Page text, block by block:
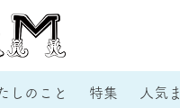
しのこと 特集 人気